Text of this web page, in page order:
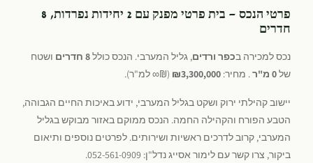
פרטי הנכס — בית פרטי מפנק עם 2 יחידות נפרדות, 8
חדרים
נכס למכירה בכפר ורדים, גליל המערבי. הנכס כולל8 חדרים
ושטח
של0 מ"ר . מחיר: ₪3,300,000 (₪∞ למ"ר).
יישוב קהילתי ירוק ושקט בגליל המערבי, ידוע באיכות החיים הגבוהה,
הטבע הפורח והקהילה החמה. הנכס ממוקם באזור מבוקש בגליל
המערבי, קרוב לדרכים ראשיות ושירותים. לפרטים נוספים ותיאום
ביקור, צרו קשר עם לימור אסייג נדל"ן: 052-561-0909.